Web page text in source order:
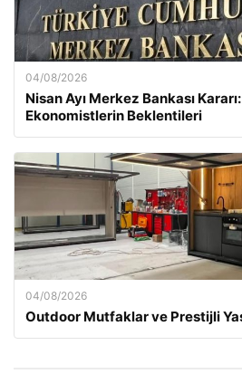
04/08/2026
Nisan Ayı Merkez Bankası
Ekonomistlerin Beklentileri
04/08/2026
Outdoor Mutfaklar ve Prestijli